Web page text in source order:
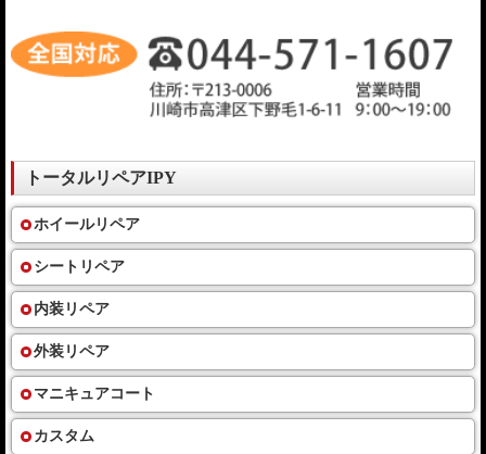
トータルリペアIPY
ホイールリペア
シートリペア
内装リペア
外装リペア
マニキュアコート
カスタム